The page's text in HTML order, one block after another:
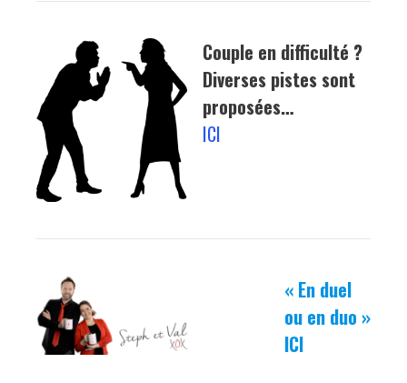
Couple en difficulté ?
Diverses pistes sont
proposées…
ICI
« En duel
ou en duo »
ICI